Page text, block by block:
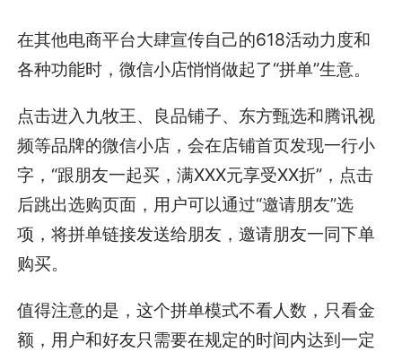
在其他电商平台大肆宣传自己的618活动力度和
各种功能时，微信小店悄悄做起了“拼单”生意。
点击进入九牧王、良品铺子、东方甄选和腾讯视
频等品牌的微信小店，会在店铺首页发现一行小
字，“跟朋友一起买，满XXX元享受XX折”，点击
后跳出选购页面，用户可以通过“邀请朋友”选
项，将拼单链接发送给朋友，邀请朋友一同下单
购买。
值得注意的是，这个拼单模式不看人数，只看金
额，用户和好友只需要在规定的时间内达到一定